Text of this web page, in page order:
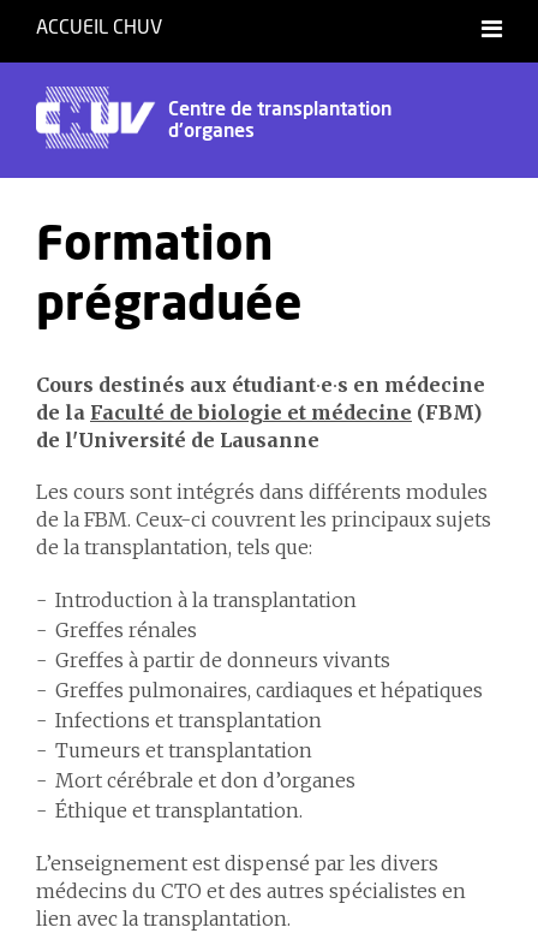
ACCUEIL CHUV
Centre de transplantation
d'organes
Formation
prégraduée
Cours destinés aux étudiant∙e∙s en médecine
de la Faculté de biologie et médecine (FBM)
de l'Université de Lausanne
Les cours sont intégrés dans différents modules
de la FBM. Ceux-ci couvrent les principaux sujets
de la transplantation, tels que:
Introduction à la transplantation
Greffes rénales
Greffes à partir de donneurs vivants
Greffes pulmonaires, cardiaques et hépatiques
Infections et transplantation
Tumeurs et transplantation
Mort cérébrale et don d’organes
Éthique et transplantation.
L’enseignement est dispensé par les divers
médecins du CTO et des autres spécialistes en
lien avec la transplantation.